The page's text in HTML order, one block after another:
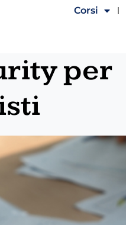
Corsi
per